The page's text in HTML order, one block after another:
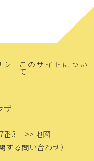
シ このサイトについ
て
ザ
番3
>> 地図
する問い合わせ）